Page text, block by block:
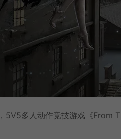
5V5多人动作竞技游戏《From